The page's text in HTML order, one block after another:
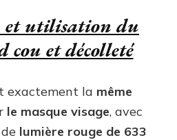
et utilisation du
cou et décolleté
exactement la même
le masque visage, avec
lumière rouge de 633